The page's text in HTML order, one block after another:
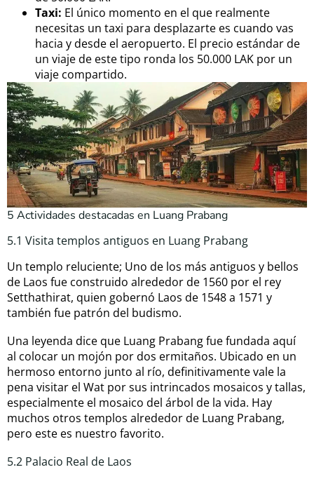
Taxi: El único momento en el que realmente
necesitas un taxi para desplazarte es cuando vas
hacia y desde el aeropuerto. El precio estándar de
un viaje de este tipo ronda los 50.000 LAK por un
viaje compartido.
5 Actividades destacadas en Luang Prabang
5.1 Visita templos antiguos en Luang Prabang
Un templo reluciente; Uno de los más antiguos y bellos
de Laos fue construido alrededor de 1560 por el rey
Setthathirat, quien gobernó Laos de 1548 a 1571 y
también fue patrón del budismo.
Una leyenda dice que Luang Prabang fue fundada aquí
al colocar un mojón por dos ermitaños. Ubicado en un
hermoso entorno junto al río, definitivamente vale la
pena visitar el Wat por sus intrincados mosaicos y tallas,
especialmente el mosaico del árbol de la vida. Hay
muchos otros templos alrededor de Luang Prabang,
pero este es nuestro favorito.
5.2 Palacio Real de Laos